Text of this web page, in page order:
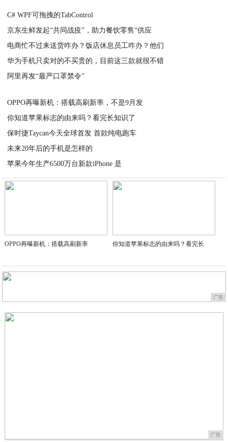
C# WPF可拖拽的TabControl
京东生鲜发起“共同战疫”，助力餐饮零售“供应
电商忙不过来送货咋办？饭店休息员工咋办？他们
华为手机只卖对的不买贵的，目前这三款就很不错
阿里再发“最严口罩禁令”
OPPO再曝新机：搭载高刷新率，不是9月发
你知道苹果标志的由来吗？看完长知识了
保时捷Taycan今天全球首发 首款纯电跑车
未来20年后的手机是怎样的
苹果今年生产6500万台新款iPhone 是
2019-09-04
OPPO再曝新机：搭载高刷新率 你知道苹果标志的由来吗？看完长
广告
广告